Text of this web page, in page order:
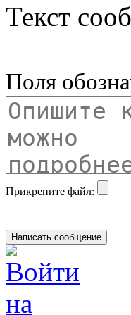
Текст
Поля
Прикрепите файл: